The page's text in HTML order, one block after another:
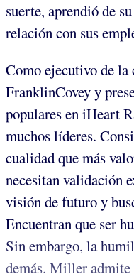
suerte, aprendió de
relación con sus
Como ejecutivo de
FranklinCovey y
populares en iHeart
muchos líderes.
cualidad que más
necesitan validación
visión de futuro y
Encuentran que ser
Sin embargo, la
demás. Miller admite